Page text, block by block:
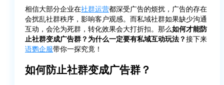
相信大部分企业在社群运营都深受广告的烦扰，广告的存在
会扰乱社群秩序，影响客户观感。而私域社群如果缺少沟通
互动，会沦为死群，转化效果会大打折扣。那么如何才能防
止社群变成广告群？为什么一定要有私域互动玩法？接下来
语鹦企服带你一探究竟！
如何防止社群变成广告群？